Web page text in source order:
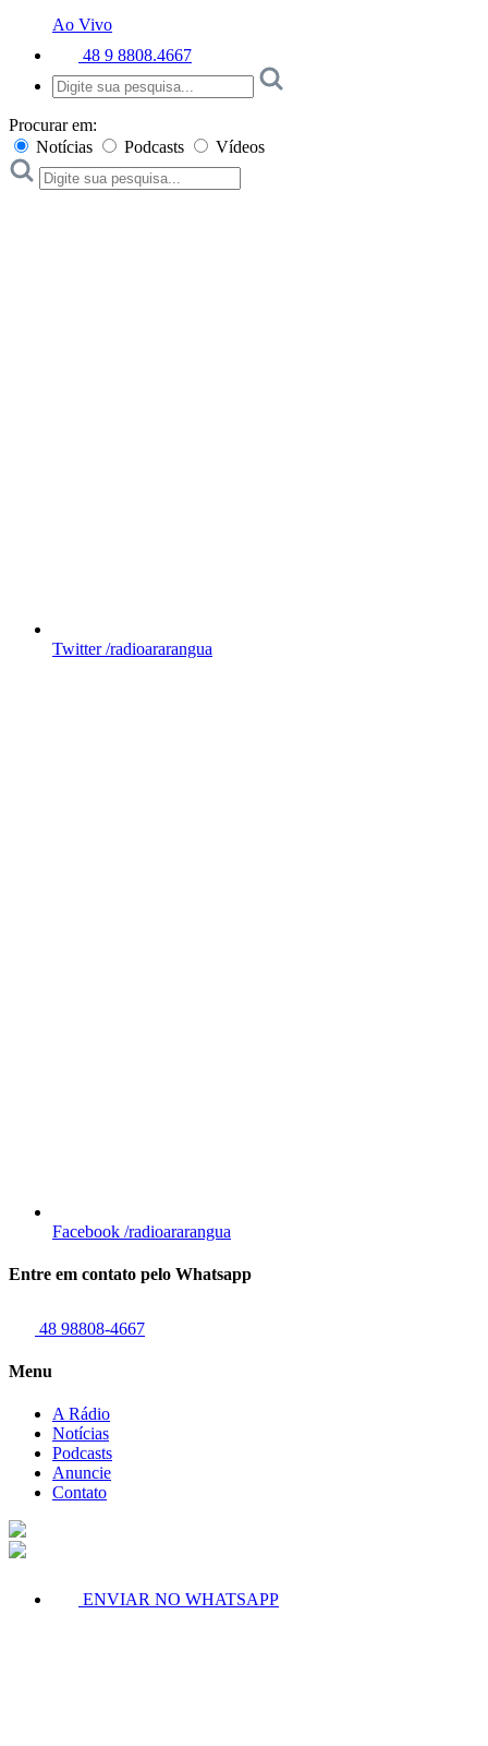
Ao Vivo
48 9 8808.4667
Procurar em:
Notícias
Podcasts Vídeos
Twitter /radioararangua
Facebook /radioararangua
Entre em contato pelo Whatsapp
48 98808-4667
Menu
A Rádio
Notícias
Podcasts
Anuncie
Contato
ENVIAR NO WHATSAPP